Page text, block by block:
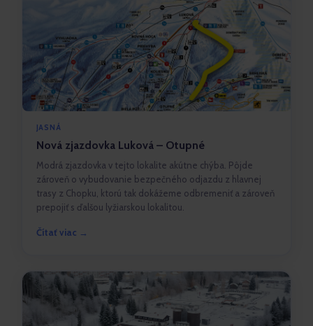
JASNÁ
Nová zjazdovka Luková – Otupné
Modrá zjazdovka v tejto lokalite akútne chýba. Pôjde
zároveň o vybudovanie bezpečného odjazdu z hlavnej
trasy z Chopku, ktorú tak dokážeme odbremeniť a zároveň
prepojiť s ďalšou lyžiarskou lokalitou.
Čítať viac →